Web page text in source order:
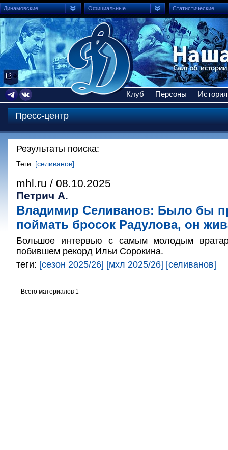
Динамовские Официальные Статистические
Клуб Персоны История
Пресс-центр
Результаты поиска:
Теги: [селиванов]
mhl.ru / 08.10.2025
Петрич А.
Владимир Селиванов: Было бы
поймать бросок Радулова, он
Большое интервью с самым молодым
побившем рекорд Ильи Сорокина.
теги: [сезон 2025/26] [мхл 2025/26] [селиванов]
Всего материалов 1